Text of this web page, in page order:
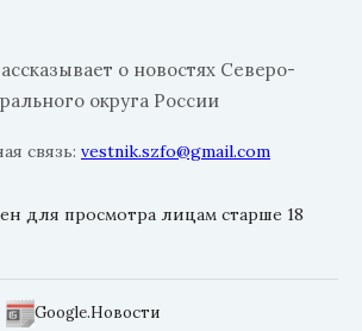
о новостях Северо-
округа России
связь: vestnik.szfo@gmail.com
для просмотра лицам старше 18
Google.Новости